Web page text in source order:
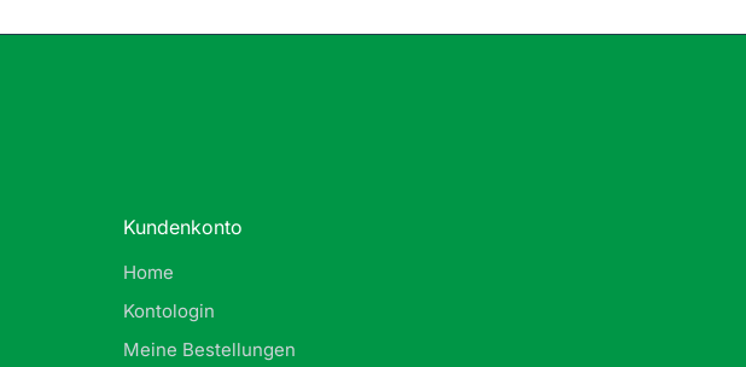
Kundenkonto
Home
Kontologin
Meine Bestellungen